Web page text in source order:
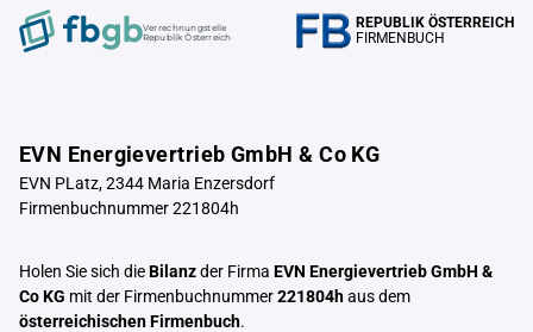
Verrechnungstelle
Republik Österreich
REPUBLIK ÖSTERREICH
FIRMENBUCH
EVN Energievertrieb GmbH & Co KG
EVN PLatz, 2344 Maria Enzersdorf
Firmenbuchnummer 221804h
Holen Sie sich dieBilanzder Firma EVN Energievertrieb GmbH &
Co KG mit der Firmenbuchnummer221804haus dem
österreichischen Firmenbuch.